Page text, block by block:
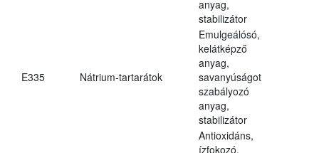
anyag,
stabilizátor
E335 Nátrium-tartarátok
Emulgeálósó,
kelátképző
anyag,
savanyúságot
szabályozó
anyag,
stabilizátor
Antioxidáns,
ízfokozó,